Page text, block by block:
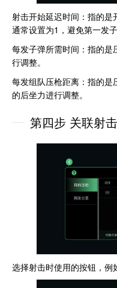
射击开始延迟时间：指的是
通常设置为1，避免第一发
每发子弹所需时间：指的
行调整。
每发组队压枪距离：指的是
的后坐力进行调整。
第四步 关联射
选择射击时使用的按钮，例